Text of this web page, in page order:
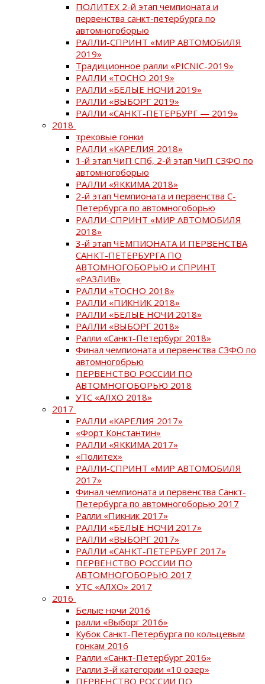
ПОЛИТЕХ 2-й этап чемпионата и
первенства санкт-петербурга по
автомногоборью
РАЛЛИ-СПРИНТ «МИР АВТОМОБИЛЯ
2019»
Традиционное ралли «PICNIC-2019»
РАЛЛИ «ТОСНО 2019»
РАЛЛИ «БЕЛЫЕ НОЧИ 2019»
РАЛЛИ «ВЫБОРГ 2019»
РАЛЛИ «САНКТ-ПЕТЕРБУРГ — 2019»
2018
трековые гонки
РАЛЛИ «КАРЕЛИЯ 2018»
1-й этап ЧиП СПб, 2-й этап ЧиП СЗФО по
автомногоборью
РАЛЛИ «ЯККИМА 2018»
2-й этап Чемпионата и первенства С-
Петербурга по автомногоборью
РАЛЛИ-СПРИНТ «МИР АВТОМОБИЛЯ
2018»
3-й этап ЧЕМПИОНАТА И ПЕРВЕНСТВА
САНКТ-ПЕТЕРБУРГА ПО
АВТОМНОГОБОРЬЮ и СПРИНТ
«РАЗЛИВ»
РАЛЛИ «ТОСНО 2018»
РАЛЛИ «ПИКНИК 2018»
РАЛЛИ «БЕЛЫЕ НОЧИ 2018»
РАЛЛИ «ВЫБОРГ 2018»
Ралли «Санкт-Петербург 2018»
Финал чемпионата и первенства СЗФО по
автомногобрью
ПЕРВЕНСТВО РОССИИ ПО
АВТОМНОГОБОРЬЮ 2018
УТС «АЛХО 2018»
2017
РАЛЛИ «КАРЕЛИЯ 2017»
«Форт Константин»
РАЛЛИ «ЯККИМА 2017»
«Политех»
РАЛЛИ-СПРИНТ «МИР АВТОМОБИЛЯ
2017»
Финал чемпионата и первенства Санкт-
Петербурга по автомногоборью 2017
Ралли «Пикник 2017»
РАЛЛИ «БЕЛЫЕ НОЧИ 2017»
РАЛЛИ «ВЫБОРГ 2017»
РАЛЛИ «САНКТ-ПЕТЕРБУРГ 2017»
ПЕРВЕНСТВО РОССИИ ПО
АВТОМНОГОБОРЬЮ 2017
УТС «АЛХО» 2017
2016
Белые ночи 2016
ралли «Выборг 2016»
Кубок Санкт-Петербурга по кольцевым
гонкам 2016
Ралли «Санкт-Петербург 2016»
Ралли 3-й категории «10 озер»
ПЕРВЕНСТВО РОССИИ ПО